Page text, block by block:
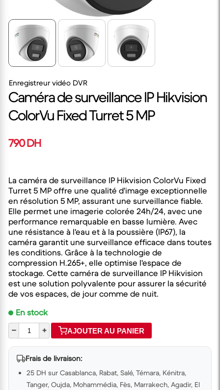
Enregistreur vidéo DVR
Caméra de surveillance IP Hikvision
ColorVu Fixed Turret 5 MP
790 DH
La caméra de surveillance IP Hikvision ColorVu Fixed
Turret 5 MP offre une qualité d'image exceptionnelle
en résolution 5 MP, assurant une surveillance fiable.
Elle permet une imagerie colorée 24h/24, avec une
performance remarquable en basse lumière. Avec
une résistance à l'eau et à la poussière (IP67), la
caméra garantit une surveillance efficace dans toutes
les conditions. Grâce à la technologie de
compression H.265+, elle optimise l'espace de
stockage. Cette caméra de surveillance IP Hikvision
est une solution polyvalente pour assurer la sécurité
de vos espaces, de jour comme de nuit.
En stock
–
+ AJOUTER AU PANIER
Frais de livraison:
25 DH sur Casablanca, Rabat, Salé, Témara, Kénitra,
Tanger, Oujda, Mohammédia, Fès, Marrakech, Agadir, El